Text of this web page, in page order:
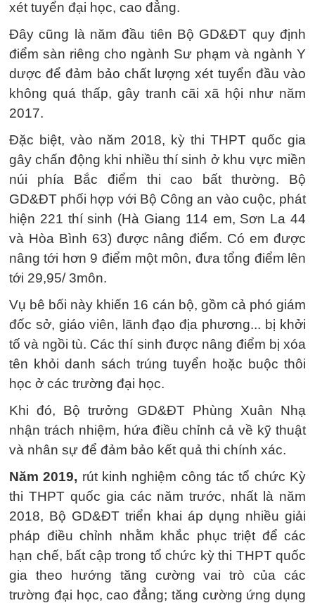
xét tuyển đại học, cao đẳng.
Đây cũng là năm đầu tiên Bộ GD&ĐT quy định
điểm sàn riêng cho ngành Sư phạm và ngành Y
dược để đảm bảo chất lượng xét tuyển đầu vào
không quá thấp, gây tranh cãi xã hội như năm
2017.
Đặc biệt, vào năm 2018, kỳ thi THPT quốc gia
gây chấn động khi nhiều thí sinh ở khu vực miền
núi phía Bắc điểm thi cao bất thường. Bộ
GD&ĐT phối hợp với Bộ Công an vào cuộc, phát
hiện 221 thí sinh (Hà Giang 114 em, Sơn La 44
và Hòa Bình 63) được nâng điểm. Có em được
nâng tới hơn 9 điểm một môn, đưa tổng điểm lên
tới 29,95/ 3môn.
Vụ bê bối này khiến 16 cán bộ, gồm cả phó giám
đốc sở, giáo viên, lãnh đạo địa phương... bị khởi
tố và ngồi tù. Các thí sinh được nâng điểm bị xóa
tên khỏi danh sách trúng tuyển hoặc buộc thôi
học ở các trường đại học.
Khi đó, Bộ trưởng GD&ĐT Phùng Xuân Nhạ
nhận trách nhiệm, hứa điều chỉnh cả về kỹ thuật
và nhân sự để đảm bảo kết quả thi chính xác.
Năm 2019, rút kinh nghiệm công tác tổ chức Kỳ
thi THPT quốc gia các năm trước, nhất là năm
2018, Bộ GD&ĐT triển khai áp dụng nhiều giải
pháp điều chỉnh nhằm khắc phục triệt để các
hạn chế, bất cập trong tổ chức kỳ thi THPT quốc
gia theo hướng tăng cường vai trò của các
trường đại học, cao đẳng; tăng cường ứng dụng